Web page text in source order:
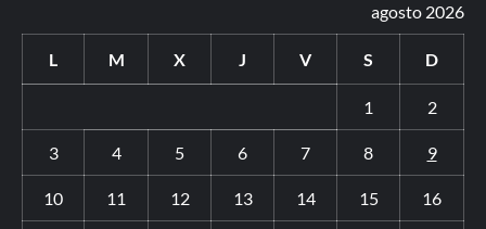
agosto 2026
L M X J V S D
1 2
3 4 5 6 7 8 9
10 11 12 13 14 15 16